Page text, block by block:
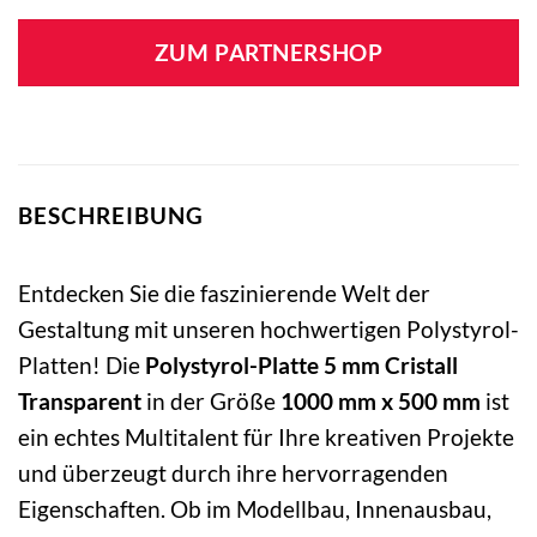
ZUM PARTNERSHOP
BESCHREIBUNG
Entdecken Sie die faszinierende Welt der
Gestaltung mit unseren hochwertigen Polystyrol-
Platten! Die Polystyrol-Platte 5 mm Cristall
Transparent in der Größe 1000 mm x 500 mm ist
ein echtes Multitalent für Ihre kreativen Projekte
und überzeugt durch ihre hervorragenden
Eigenschaften. Ob im Modellbau, Innenausbau,